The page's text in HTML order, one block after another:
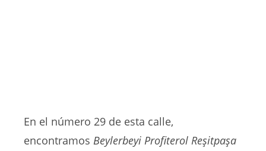
En el número 29 de esta calle,
encontramos Beylerbeyi Profiterol Reşitpaşa